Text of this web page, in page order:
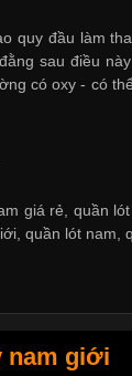
quy đầu làm
sau điều
có oxy - có
giá rẻ, quần
,quần lót nam,
nam giới